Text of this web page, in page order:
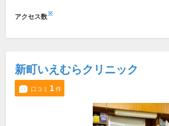
アクセス数※
新町いえむらクリニック
口コミ 1件